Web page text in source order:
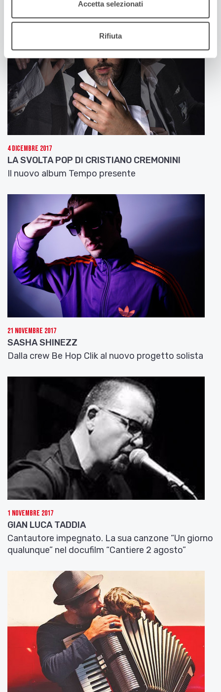
Accetta selezionati
Rifiuta
4 Dicembre 2017
LA SVOLTA POP DI CRISTIANO CREMONINI
Il nuovo album Tempo presente
21 Novembre 2017
SASHA SHINEZZ
Dalla crew Be Hop Clik al nuovo progetto solista
1 Novembre 2017
GIAN LUCA TADDIA
Cantautore impegnato. La sua canzone “Un giorno
qualunque” nel docufilm “Cantiere 2 agosto”